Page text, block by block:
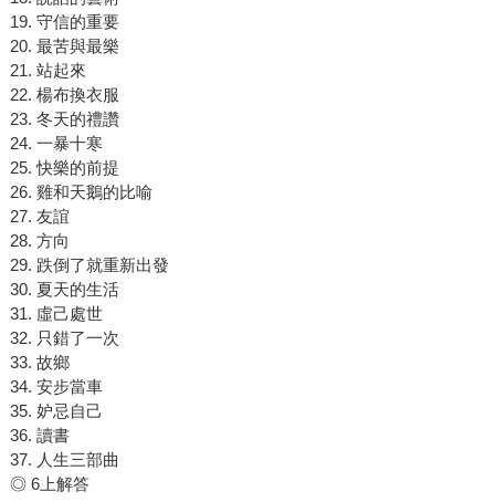
19. 守信的重要
20. 最苦與最樂
21. 站起來
22. 楊布換衣服
23. 冬天的禮讚
24. 一暴十寒
25. 快樂的前提
26. 雞和天鵝的比喻
27. 友誼
28. 方向
29. 跌倒了就重新出發
30. 夏天的生活
31. 虛己處世
32. 只錯了一次
33. 故鄉
34. 安步當車
35. 妒忌自己
36. 讀書
37. 人生三部曲
◎ 6上解答